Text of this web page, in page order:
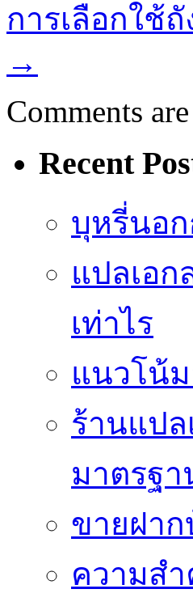
การเลือกใช้
→
Comments
Recent
บุหรี่นอก
แปลเอก
เท่าไร
แนวโน้
ร้านแป
มาตรฐ
ขายฝาก
ความส